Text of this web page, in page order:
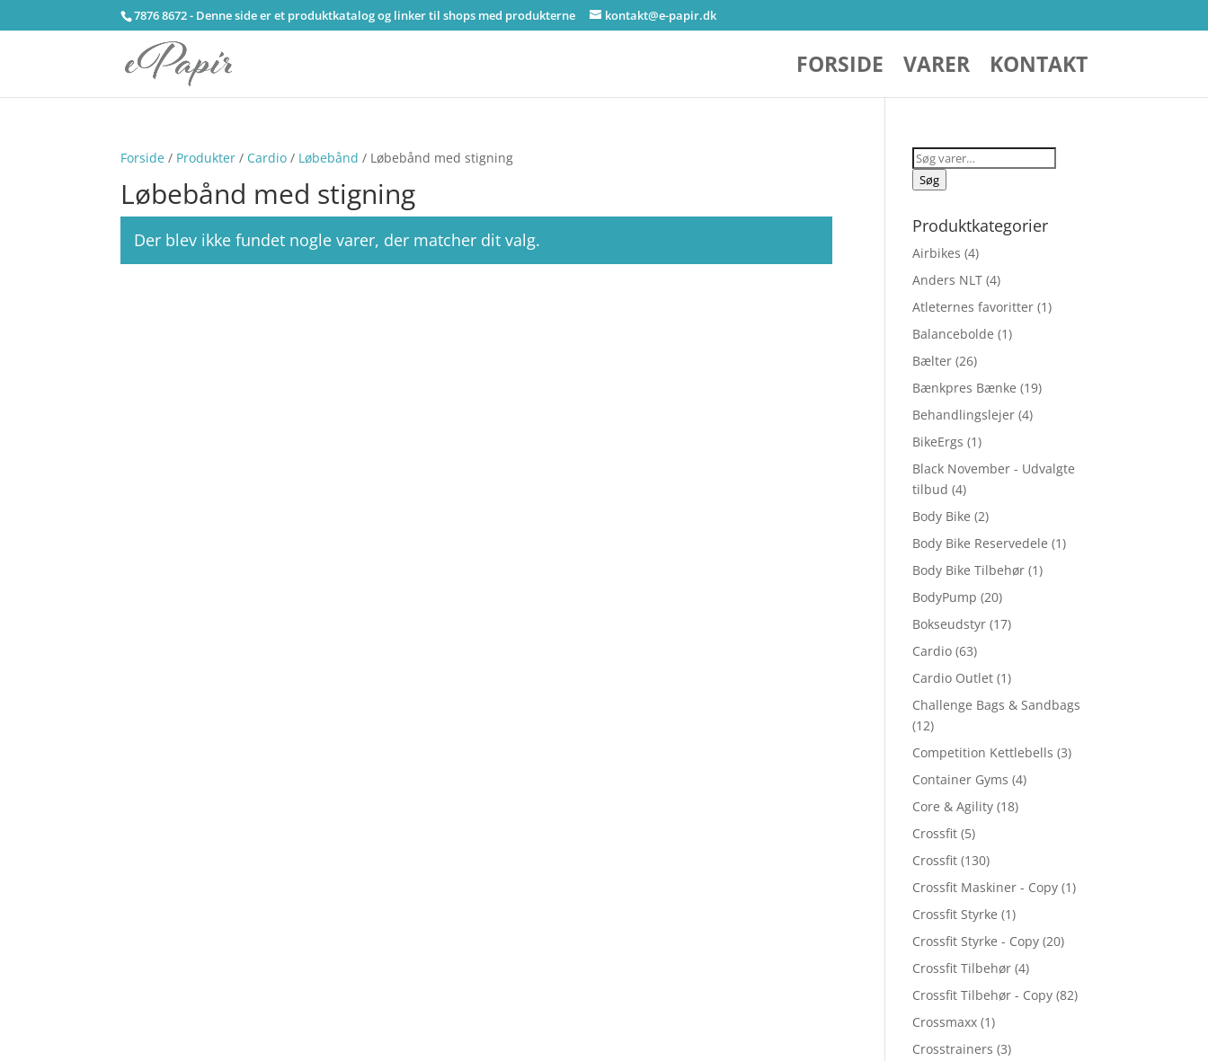
7876 8672 - Denne side er et produktkatalog og linker til shops med produkterne kontakt@e-papir.dk
FORSIDE VARER KONTAKT
Forside / Produkter / Cardio / Løbebånd / Løbebånd med stigning
Løbebånd med stigning
Der blev ikke fundet nogle varer, der matcher dit valg.
Søg
efter:
Søg
Produktkategorier
Airbikes (4)
Anders NLT (4)
Atleternes favoritter (1)
Balancebolde (1)
Bælter (26)
Bænkpres Bænke (19)
Behandlingslejer (4)
BikeErgs (1)
Black November - Udvalgte
tilbud (4)
Body Bike (2)
Body Bike Reservedele (1)
Body Bike Tilbehør (1)
BodyPump (20)
Bokseudstyr (17)
Cardio (63)
Cardio Outlet (1)
Challenge Bags & Sandbags
(12)
Competition Kettlebells (3)
Container Gyms (4)
Core & Agility (18)
Crossfit (5)
Crossfit (130)
Crossfit Maskiner - Copy (1)
Crossfit Styrke (1)
Crossfit Styrke - Copy (20)
Crossfit Tilbehør (4)
Crossfit Tilbehør - Copy (82)
Crossmaxx (1)
Crosstrainers (3)